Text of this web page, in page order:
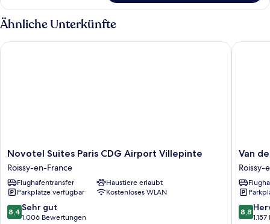
Zimmer,
2 Einzelbetten
Ähnliche Unterkünfte
Novotel
Suites
Paris
CDG
Airport
Villepinte
Roissy-
Novotel Suites Paris CDG Airport Villepinte
Roissy-en-France
Flughafentransfer
Haustiere erlaubt
Parkplätze verfügbar
Kostenloses WLAN
8.4
von
8,4 Sehr gut
1.006 Bewertungen
Novotel Suites Paris CDG Airport Villepinte
Van
der
Valk
Hotel
Paris
CDG
Airport
Van
Roissy-
8.8
von
8,8
Van der